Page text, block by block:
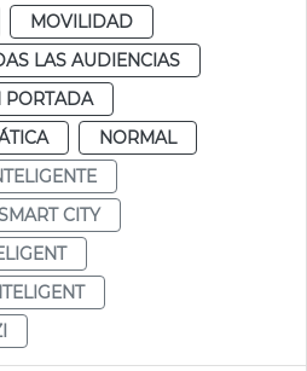
MOVILIDAD
LAS AUDIENCIAS
PORTADA
NORMAL
CITY